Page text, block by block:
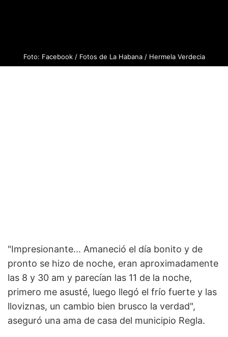
Foto: Facebook / Fotos de La Habana / Hermela Verdecia
"Impresionante... Amaneció el día bonito y de
pronto se hizo de noche, eran aproximadamente
las 8 y 30 am y parecían las 11 de la noche,
primero me asusté, luego llegó el frío fuerte y las
lloviznas, un cambio bien brusco la verdad",
aseguró una ama de casa del municipio Regla.